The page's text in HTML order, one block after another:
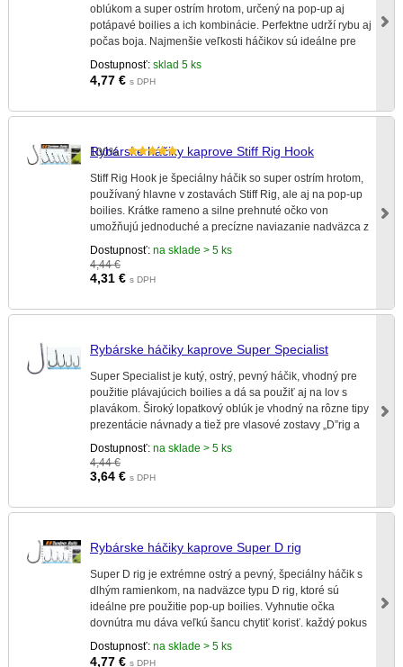
oblúkom a super ostrím hrotom, určený na pop-up aj
potápavé boilies a ich kombinácie. Perfektne udrží rybu aj
počas boja. Najmenšie veľkosti háčikov sú ideálne pre
lov pleskáča, mreny, lieňa a jalca.
Dostupnosť: sklad 5 ks
4,77 € s DPH
100%
Rybárske háčiky kaprove Stiff Rig Hook
Stiff Rig Hook je špeciálny háčik so super ostrím hrotom,
používaný hlavne v zostavách Stiff Rig, ale aj na pop-up
boilies. Krátke rameno a silne prehnuté očko von
umožňujú jednoduché a precízne naviazanie nadväzca z
tuhého mono vlasca.
Dostupnosť: na sklade > 5 ks
4,44 €
4,31 € s DPH
Rybárske háčiky kaprove Super Specialist
Super Specialist je kutý, ostrý, pevný háčik, vhodný pre
použitie plávajúcich boilies a dá sa použiť aj na lov s
plavákom. Široký lopatkový oblúk je vhodný na rôzne tipy
prezentácie návnady a tiež pre vlasové zostavy „D”rig a
zostavy tipu „Line Alinger”.
Dostupnosť: na sklade > 5 ks
4,44 €
3,64 € s DPH
Rybárske háčiky kaprove Super D rig
Super D rig je extrémne ostrý a pevný, špeciálny háčik s
dlhým ramienkom, na nadväzce typu D rig, ktoré sú
ideálne pre použitie pop-up boilies. Vyhnutie očka
dovnútra mu dáva veľkú šancu chytiť korisť. každý pokus
o vypľutie končí samozaseknutím.
Dostupnosť: na sklade > 5 ks
4,77 € s DPH